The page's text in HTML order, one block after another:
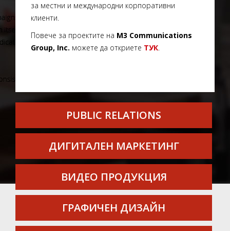
за местни и международни корпоративни
клиенти.
Повече за проектите на M3 Communications
Group, Inc. можете да откриете ТУК.
PUBLIC RELATIONS
ДИГИТАЛЕН МАРКЕТИНГ
ВИДЕО ПРОДУКЦИЯ
ГРАФИЧЕН ДИЗАЙН